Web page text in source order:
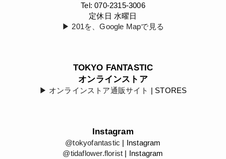
Tel: 070-2315-3006
定休日 水曜日
▶︎ 201を、Google Mapで見る
TOKYO FANTASTIC
オンラインストア
▶︎ オンラインストア通販サイト | STORES
Instagram
@tokyofantastic | Instagram
@tidaflower.florist | Instagram